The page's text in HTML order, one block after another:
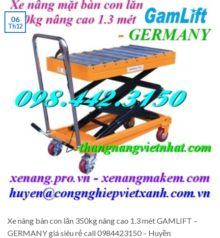
06
Th12
Xe nâng bàn con lăn 350kg nâng cao 1.3 mét GAMLIFT –
GERMANY giá siêu rẻ call 0984423150 – Huyền